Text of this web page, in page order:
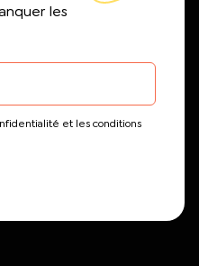
les
et les conditions